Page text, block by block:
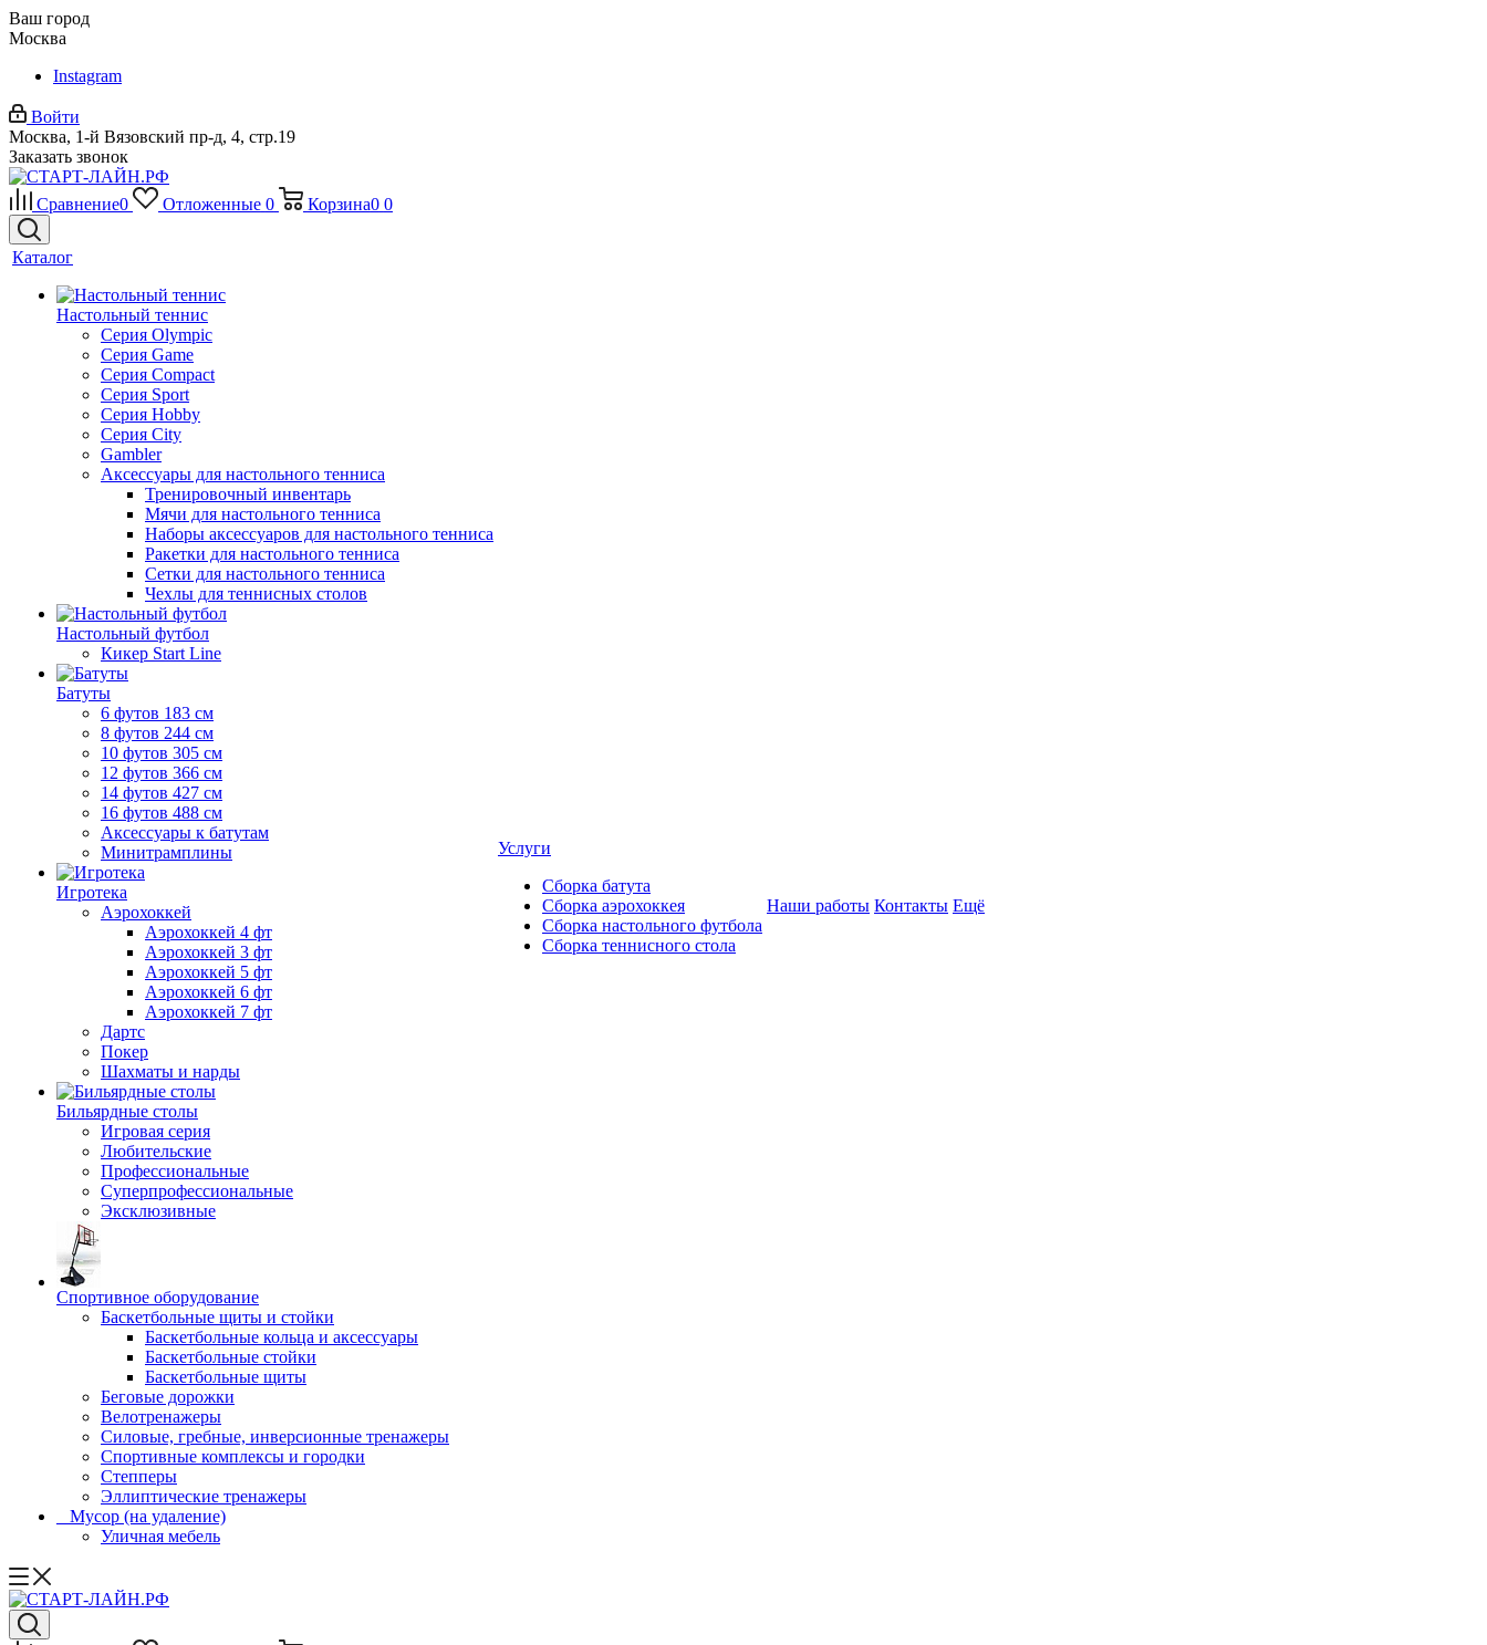
Ваш город
Москва
Instagram
Войти
Москва, 1-й Вязовский пр-д, 4, стр.19
Заказать звонок
Сравнение0 Отложенные 0 Корзина0 0
Каталог
Настольный теннис
Серия Olympic
Серия Game
Серия Compact
Серия Sport
Серия Hobby
Серия City
Gambler
Аксессуары для настольного тенниса
Тренировочный инвентарь
Мячи для настольного тенниса
Наборы аксессуаров для настольного тенниса
Ракетки для настольного тенниса
Сетки для настольного тенниса
Чехлы для теннисных столов
Настольный футбол
Кикер Start Line
Батуты
6 футов 183 см
8 футов 244 см
10 футов 305 см
12 футов 366 см
14 футов 427 см
16 футов 488 см
Аксессуары к батутам
Минитрамплины
Игротека
Аэрохоккей
Аэрохоккей 4 фт
Аэрохоккей 3 фт
Аэрохоккей 5 фт
Аэрохоккей 6 фт
Аэрохоккей 7 фт
Дартс
Покер
Шахматы и нарды
Бильярдные столы
Игровая серия
Любительские
Профессиональные
Суперпрофессиональные
Эксклюзивные
Спортивное оборудование
Баскетбольные щиты и стойки
Баскетбольные кольца и аксессуары
Баскетбольные стойки
Баскетбольные щиты
Беговые дорожки
Велотренажеры
Силовые, гребные, инверсионные тренажеры
Спортивные комплексы и городки
Степперы
Эллиптические тренажеры
_ Мусор (на удаление)
Уличная мебель
Услуги
Сборка батута
Сборка аэрохоккея
Сборка настольного футбола
Сборка теннисного стола
Наши работы Контакты Ещё